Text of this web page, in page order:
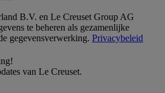
B.V. en Le Creuset Group AG
te beheren als gezamenlijke
gegevensverwerking. Privacybeleid
van Le Creuset.